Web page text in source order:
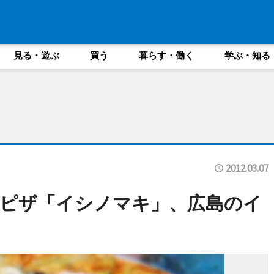
見る・遊ぶ 買う 暮らす・働く 学ぶ・知る
2012.03.07
ザ「イシノマキ」、広島のイ